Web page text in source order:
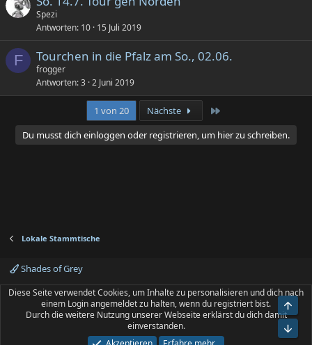
Spezi
Antworten 10 15 Juli 2019
F Tourchen in die Pfalz am So., 02.06.
frogger
Antworten 3 2 Juni 2019
1 von 20 Nächste
Du musst dich einloggen oder registrieren, um hier zu schreiben.
Lokale Stammtische
Shades of Grey
Kontakt
Nutzungsbedingungen
Datenschutz
Hilfe und Impressum
Start
R
S
S
Community platform by XenForo® © 2010-2025 XenForo Ltd.
Media embeds
Diese Seite verwendet Cookies, um Inhalte zu personalisieren und dich nach
einem Login angemeldet zu halten, wenn du registriert bist.
Durch die weitere Nutzung unserer Webseite erklärst du dich damit
einverstanden.